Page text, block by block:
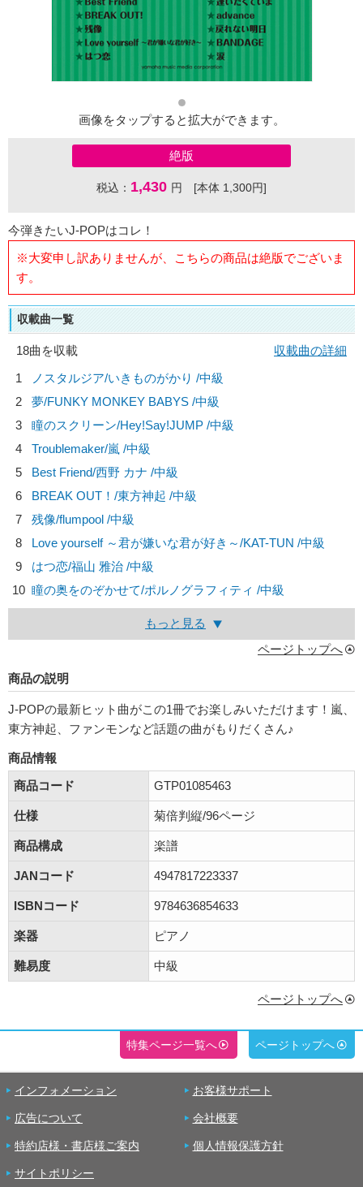
画像をタップすると拡大ができます。
絶版
税込： 1,430 円 [本体 1,300円]
今弾きたいJ-POPはコレ！
※大変申し訳ありませんが、こちらの商品は絶版でございま
す。
収載曲一覧
18曲を収載
収載曲の詳細
1
ノスタルジア/いきものがかり /中級
2
夢/FUNKY MONKEY BABYS /中級
3
瞳のスクリーン/Hey!Say!JUMP /中級
4
Troublemaker/嵐 /中級
5
Best Friend/西野 カナ /中級
6
BREAK OUT！/東方神起 /中級
7
残像/flumpool /中級
8
Love yourself ～君が嫌いな君が好き～/KAT-TUN /中級
9
はつ恋/福山 雅治 /中級
10 瞳の奥をのぞかせて/ポルノグラフィティ /中級
もっと見る
ページトップへ
商品の説明
J-POPの最新ヒット曲がこの1冊でお楽しみいただけます！嵐、
東方神起、ファンモンなど話題の曲がもりだくさん♪
商品情報
商品コード
GTP01085463
仕様 菊倍判縦/96ページ
商品構成 楽譜
JANコード 4947817223337
ISBNコード 9784636854633
楽器 ピアノ
難易度 中級
ページトップへ
特集ページ一覧へ ページトップへ
インフォメーション お客様サポート
広告について 会社概要
特約店様・書店様ご案内 個人情報保護方針
サイトポリシー